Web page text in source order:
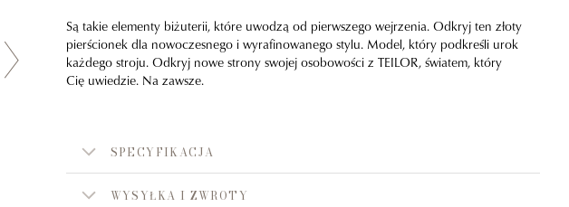
Są takie elementy biżuterii, które uwodzą od pierwszego wejrzenia. Odkryj ten złoty
pierścionek dla nowoczesnego i wyrafinowanego stylu. Model, który podkreśli urok
każdego stroju. Odkryj nowe strony swojej osobowości z TEILOR, światem, który
Cię uwiedzie. Na zawsze.
SPECYFIKACJA
WYSYŁKA I ZWROTY